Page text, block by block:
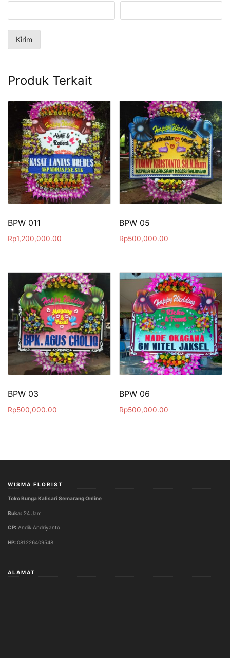
Produk Terkait
BPW 011
Rp1,200,000.00
BPW 05
Rp500,000.00
BPW 03
Rp500,000.00
BPW 06
Rp500,000.00
WISMA FLORIST
Toko Bunga Kalisari Semarang Online
Buka: 24 Jam
CP: Andik Andriyanto
HP:081226409548
ALAMAT